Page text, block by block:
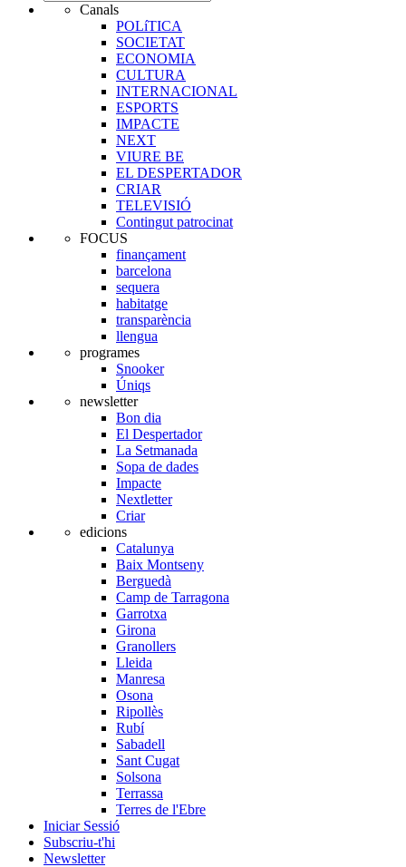
Canals
POLíTICA
SOCIETAT
ECONOMIA
CULTURA
INTERNACIONAL
ESPORTS
IMPACTE
NEXT
VIURE BE
EL DESPERTADOR
CRIAR
TELEVISIÓ
Contingut patrocinat
FOCUS
finançament
barcelona
sequera
habitatge
transparència
llengua
programes
Snooker
Úniqs
newsletter
Bon dia
El Despertador
La Setmanada
Sopa de dades
Impacte
Nextletter
Criar
edicions
Catalunya
Baix Montseny
Berguedà
Camp de Tarragona
Garrotxa
Girona
Granollers
Lleida
Manresa
Osona
Ripollès
Rubí
Sabadell
Sant Cugat
Solsona
Terrassa
Terres de l'Ebre
Iniciar Sessió
Subscriu-t'hi
Newsletter